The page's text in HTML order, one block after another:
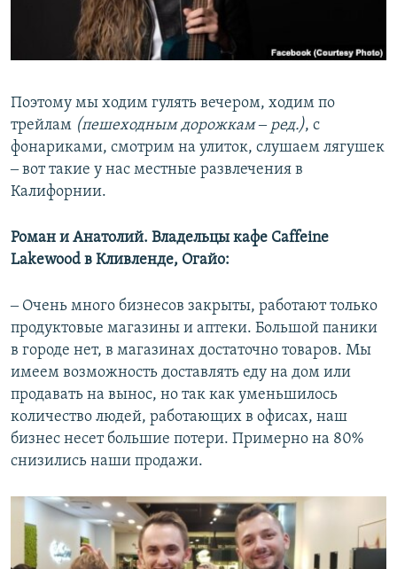
Поэтому мы ходим гулять вечером, ходим по
трейлам (пешеходным дорожкам ‒ ред.), с
фонариками, смотрим на улиток, слушаем лягушек
‒ вот такие у нас местные развлечения в
Калифорнии.
Роман и Анатолий. Владельцы кафе Caffeine
Lakewood в Кливленде, Огайо:
‒ Очень много бизнесов закрыты, работают только
продуктовые магазины и аптеки. Большой паники
в городе нет, в магазинах достаточно товаров. Мы
имеем возможность доставлять еду на дом или
продавать на вынос, но так как уменьшилось
количество людей, работающих в офисах, наш
бизнес несет большие потери. Примерно на 80%
снизились наши продажи.